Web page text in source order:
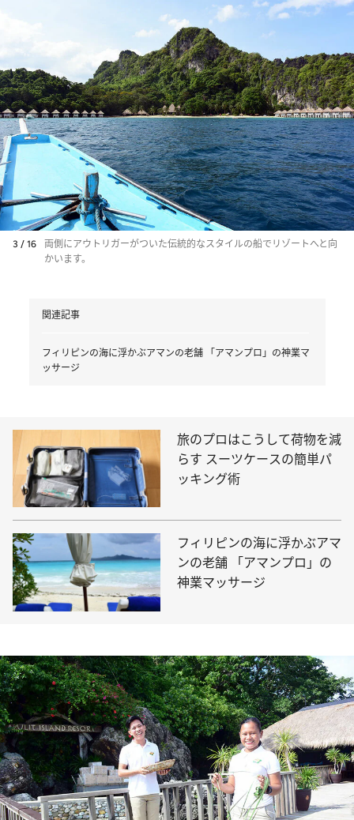
3 / 16
両側にアウトリガーがついた伝統的なスタイルの船でリゾートへと向
かいます。
関連記事
フィリピンの海に浮かぶアマンの老舗 「アマンプロ」の神業マ
ッサージ
旅のプロはこうして荷物を減
らす スーツケースの簡単パ
ッキング術
フィリピンの海に浮かぶアマ
ンの老舗 「アマンプロ」の
神業マッサージ